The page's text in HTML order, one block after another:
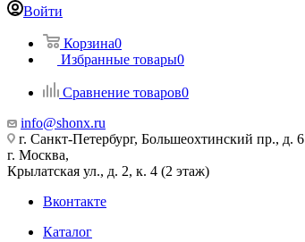
Войти
Корзина0
Избранные товары0
Сравнение товаров0
info@shonx.ru
г. Санкт-Петербург, Большеохтинский пр., д. 6
г. Москва,
Крылатская ул., д. 2, к. 4 (2 этаж)
Вконтакте
Каталог